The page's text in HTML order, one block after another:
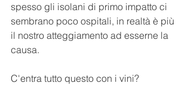
spesso gli isolani di primo impatto ci
sembrano poco ospitali, in realtà è più
il nostro atteggiamento ad esserne la
causa.
C'entra tutto questo con i vini?